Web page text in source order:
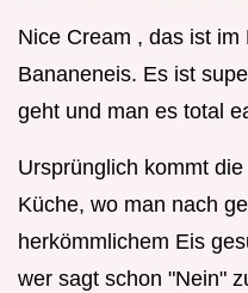
Nice Cream , das ist
Bananeneis. Es ist
geht und man es total
Ursprünglich kommt
Küche, wo man nach
herkömmlichem Eis
wer sagt schon "Nein"